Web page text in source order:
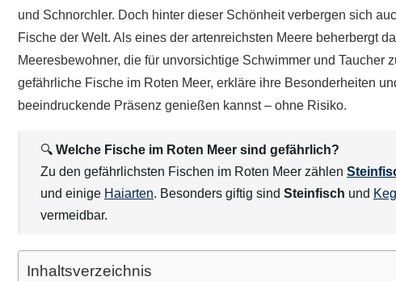
und Schnorchler. Doch hinter dieser Schönheit verbergen sich
Fische der Welt. Als eines der artenreichsten Meere beherbergt
Meeresbewohner, die für unvorsichtige Schwimmer und
gefährliche Fische im Roten Meer, erkläre ihre Besonderheiten
beeindruckende Präsenz genießen kannst – ohne Risiko.
🔍 Welche Fische im Roten Meer sind gefährlich?
Zu den gefährlichsten Fischen im Roten Meer zählen
und einige Haiarten. Besonders giftig sind Steinfisch und
vermeidbar.
Inhaltsverzeichnis